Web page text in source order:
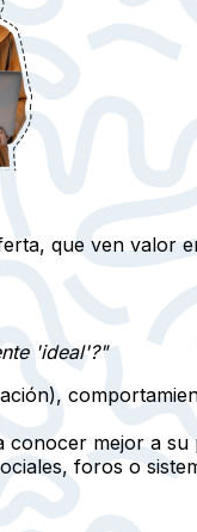
que ven valor
'ideal'?"
conocer mejor a su
foros o